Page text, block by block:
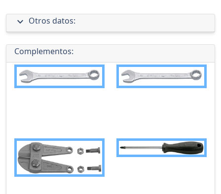
expand_more Otros datos:
Complementos: